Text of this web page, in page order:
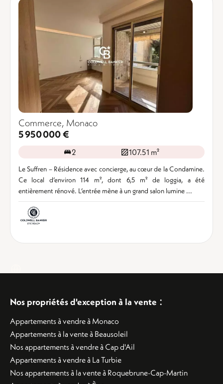
Commerce, Monaco
5 950 000 €
2 107.51 m²
Le Suffren – Résidence avec concierge, au cœur de la Condamine.
Ce local d’environ 114 m², dont 6,5 m² de loggia, a été
entièrement rénové. L’entrée mène à un grand salon lumine ...
Nos propriétés d'exception à la vente :
Appartements à vendre à Monaco
Appartements à la vente à Beausoleil
Nos appartements à vendre à Cap d'Ail
Appartements à vendre à La Turbie
Nos appartements à la vente à Roquebrune-Cap-Martin